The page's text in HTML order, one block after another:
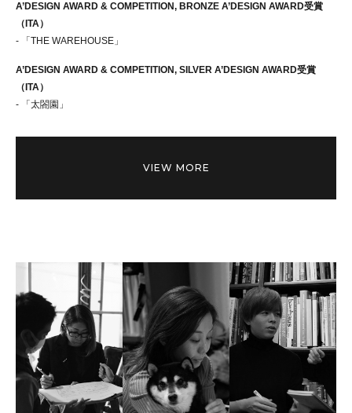
A’DESIGN AWARD & COMPETITION, BRONZE A’DESIGN AWARD受賞
（ITA）
- 「THE WAREHOUSE」
A’DESIGN AWARD & COMPETITION, SILVER A’DESIGN AWARD受賞
（ITA）
- 「太閤園」
VIEW MORE